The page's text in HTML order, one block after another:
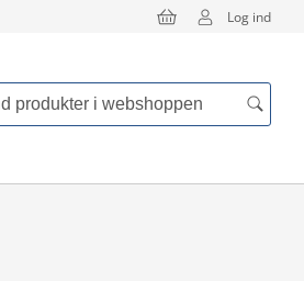
Log ind